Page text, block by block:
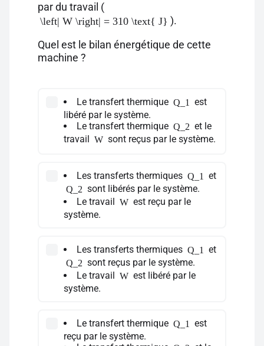
par du travail (
\left| W \right| = 310 \text{ J} ).
Quel est le bilan énergétique de cette
machine ?
Le transfert thermique Q_1
est
libéré par le système.
Le transfert thermique Q_2 et le
travail
W sont reçus par le système.
Les transferts thermiques Q_1 et
Q_2 sont libérés par le système.
Le travail
W est reçu par le
système.
Les transferts thermiques Q_1 et
Q_2 sont reçus par le système.
Le travail
W est libéré par le
système.
Le transfert thermique Q_1
est
reçu par le système.